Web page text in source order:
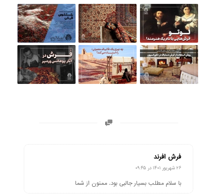
فرش افرند
گفته:
۲۶ شهریور ۱۴۰۱ در ۰۹:۴۵
با سلام مطلب بسیار جالبی بود. ممنون از شما